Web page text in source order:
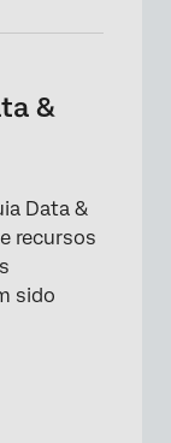
&
Data &
recursos
sido